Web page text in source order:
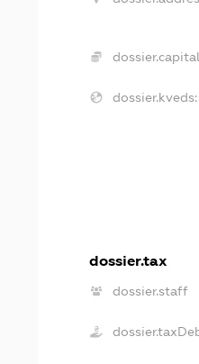
dossier.kveds:
dossier.tax
dossier.staff